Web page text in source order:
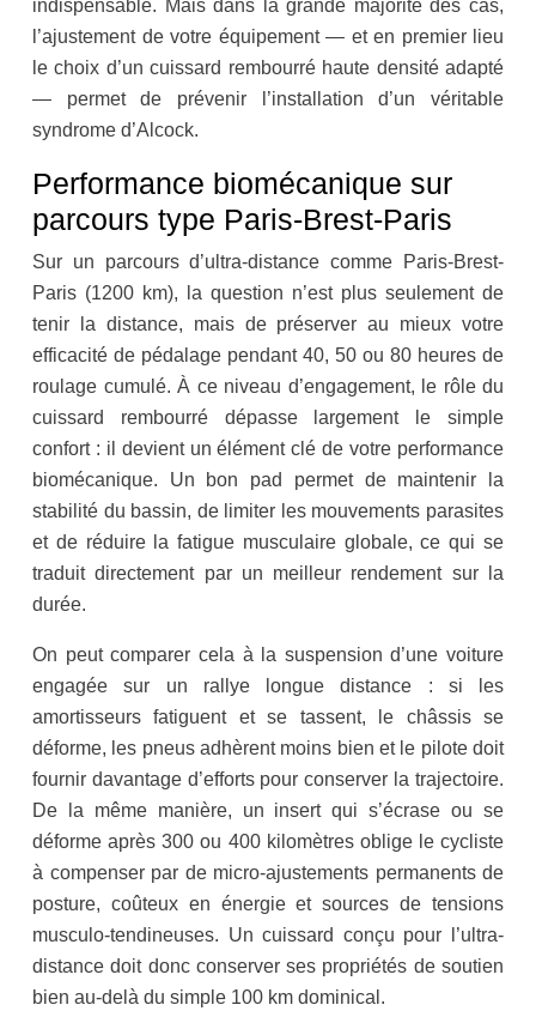
indispensable. Mais dans la grande majorité des cas,
l’ajustement de votre équipement — et en premier lieu
le choix d’un cuissard rembourré haute densité adapté
— permet de prévenir l’installation d’un véritable
syndrome d’Alcock.
Performance biomécanique sur
parcours type Paris-Brest-Paris
Sur un parcours d’ultra-distance comme Paris-Brest-
Paris (1200 km), la question n’est plus seulement de
tenir la distance, mais de préserver au mieux votre
efficacité de pédalage pendant 40, 50 ou 80 heures de
roulage cumulé. À ce niveau d’engagement, le rôle du
cuissard rembourré dépasse largement le simple
confort : il devient un élément clé de votre performance
biomécanique. Un bon pad permet de maintenir la
stabilité du bassin, de limiter les mouvements parasites
et de réduire la fatigue musculaire globale, ce qui se
traduit directement par un meilleur rendement sur la
durée.
On peut comparer cela à la suspension d’une voiture
engagée sur un rallye longue distance : si les
amortisseurs fatiguent et se tassent, le châssis se
déforme, les pneus adhèrent moins bien et le pilote doit
fournir davantage d’efforts pour conserver la trajectoire.
De la même manière, un insert qui s’écrase ou se
déforme après 300 ou 400 kilomètres oblige le cycliste
à compenser par de micro-ajustements permanents de
posture, coûteux en énergie et sources de tensions
musculo-tendineuses. Un cuissard conçu pour l’ultra-
distance doit donc conserver ses propriétés de soutien
bien au-delà du simple 100 km dominical.